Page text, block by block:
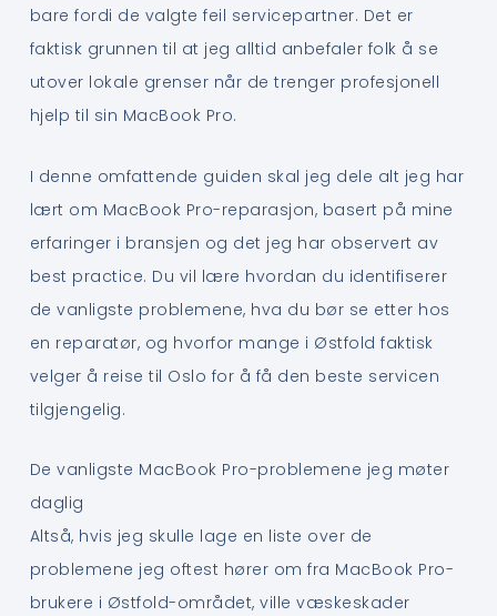
bare fordi de valgte feil servicepartner. Det er
faktisk grunnen til at jeg alltid anbefaler folk å se
utover lokale grenser når de trenger profesjonell
hjelp til sin MacBook Pro.
I denne omfattende guiden skal jeg dele alt jeg har
lært om MacBook Pro-reparasjon, basert på mine
erfaringer i bransjen og det jeg har observert av
best practice. Du vil lære hvordan du identifiserer
de vanligste problemene, hva du bør se etter hos
en reparatør, og hvorfor mange i Østfold faktisk
velger å reise til Oslo for å få den beste servicen
tilgjengelig.
De vanligste MacBook Pro-problemene jeg møter
daglig
Altså, hvis jeg skulle lage en liste over de
problemene jeg oftest hører om fra MacBook Pro-
brukere i Østfold-området, ville væskeskader